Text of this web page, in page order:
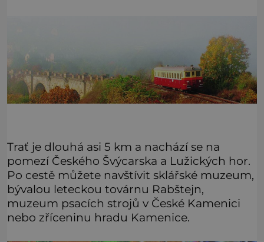
Trať je dlouhá asi 5 km a nachází se na
pomezí Českého Švýcarska a Lužických hor.
Po cestě můžete navštívit sklářské muzeum,
bývalou leteckou továrnu Rabštejn,
muzeum psacích strojů v České Kamenici
nebo zříceninu hradu Kamenice.